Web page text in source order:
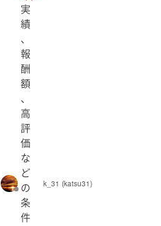
実
績
、
報
酬
額
、
高
評
価
な
ど
の
条
件
k_31 (katsu31)